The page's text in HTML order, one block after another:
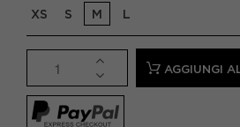
XS S M L
AGGIUNGI